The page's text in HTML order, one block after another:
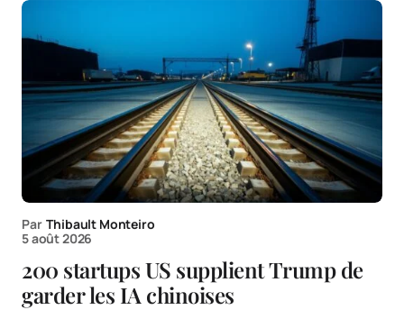
Par Thibault Monteiro
5 août 2026
200 startups US supplient Trump de
garder les IA chinoises